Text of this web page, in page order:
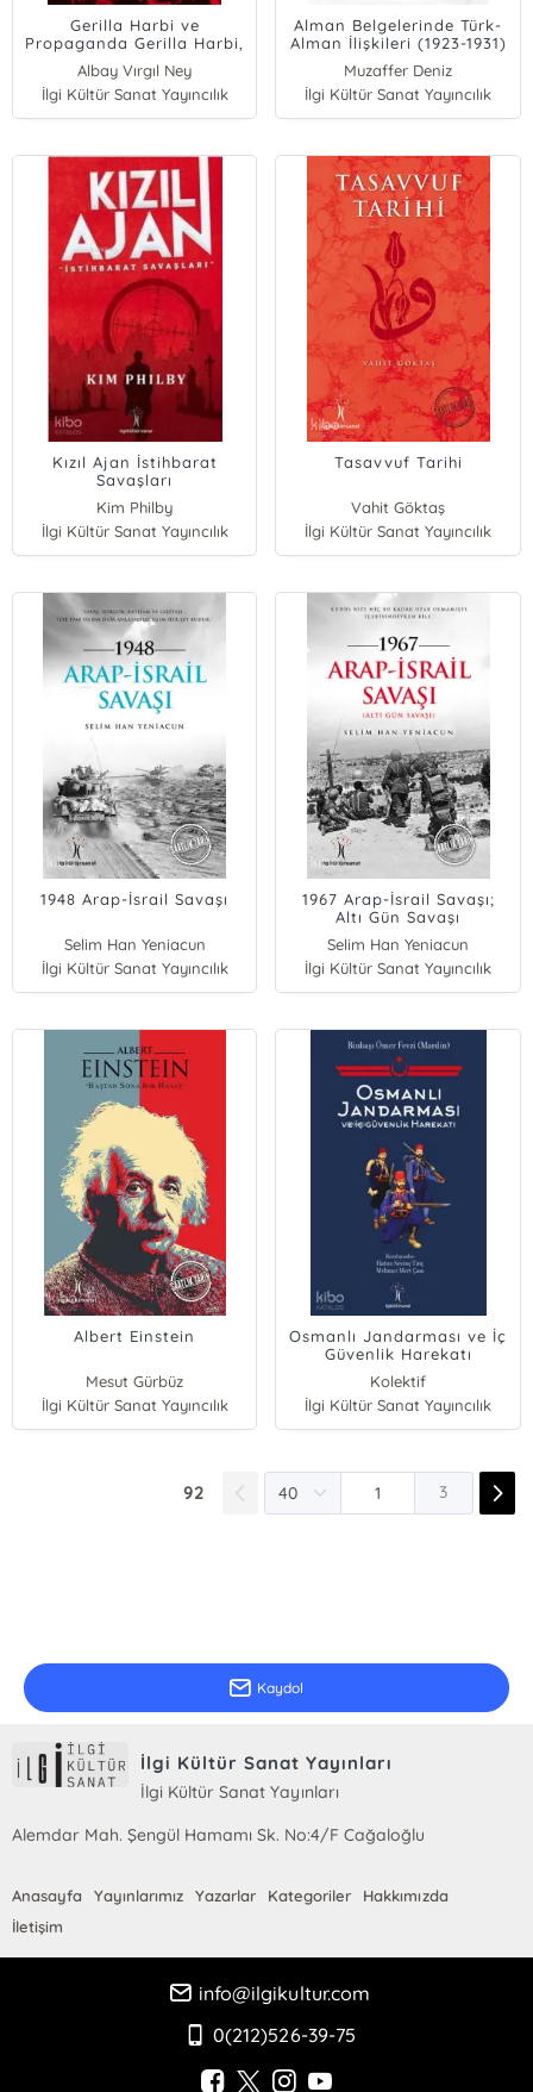
Gerilla Harbi ve
Propaganda Gerilla Harbi,
Presipleri ve Tatbikatı
Hakkında Notlar
Albay Vırgıl Ney
İlgi Kültür Sanat Yayıncılık
Alman Belgelerinde Türk-
Alman İlişkileri (1923-1931)
Muzaffer Deniz
İlgi Kültür Sanat Yayıncılık
Kızıl Ajan İstihbarat
Savaşları
Kim Philby
İlgi Kültür Sanat Yayıncılık
Tasavvuf Tarihi
Vahit Göktaş
İlgi Kültür Sanat Yayıncılık
1948 Arap-İsrail Savaşı
Selim Han Yeniacun
İlgi Kültür Sanat Yayıncılık
1967 Arap-İsrail Savaşı;
Altı Gün Savaşı
Selim Han Yeniacun
İlgi Kültür Sanat Yayıncılık
Albert Einstein
Mesut Gürbüz
İlgi Kültür Sanat Yayıncılık
Osmanlı Jandarması ve İç
Güvenlik Harekatı
Kolektif
İlgi Kültür Sanat Yayıncılık
92 3
Kaydol
İlgi Kültür Sanat Yayınları
İlgi Kültür Sanat Yayınları
Alemdar Mah. Şengül Hamamı Sk. No:4/F Cağaloğlu
Anasayfa Yayınlarımız Yazarlar Kategoriler
Hakkımızda
İletişim
info@ilgikultur.com
0(212)526-39-75